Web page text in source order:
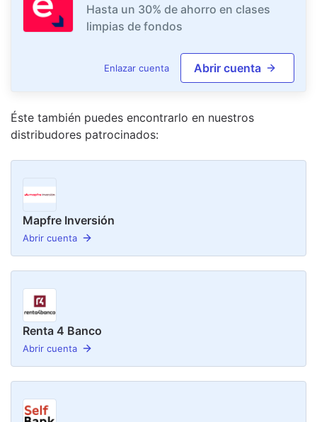
Hasta un 30% de ahorro en clases
limpias de fondos
Enlazar cuenta Abrir cuenta
Éste también puedes encontrarlo en nuestros
distribudores patrocinados:
Mapfre Inversión
Abrir cuenta
Renta 4 Banco
Abrir cuenta